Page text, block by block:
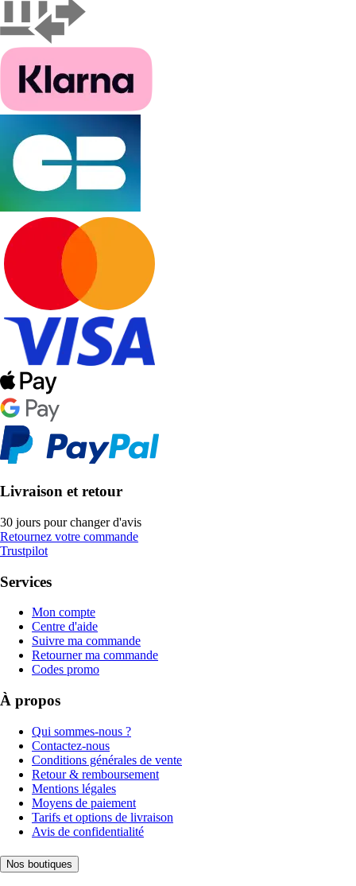
Livraison et retour
30 jours pour changer d'avis
Retournez votre commande
Trustpilot
Services
Mon compte
Centre d'aide
Suivre ma commande
Retourner ma commande
Codes promo
À propos
Qui sommes-nous ?
Contactez-nous
Conditions générales de vente
Retour & remboursement
Mentions légales
Moyens de paiement
Tarifs et options de livraison
Avis de confidentialité
Nos boutiques